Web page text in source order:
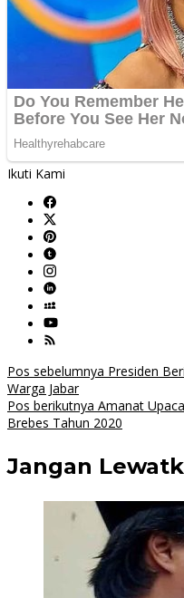
Ikuti Kami
Navigasi
pos
Pos sebelumnya Presiden
Warga Jabar
Pos berikutnya Amanat
Brebes Tahun 2020
Jangan